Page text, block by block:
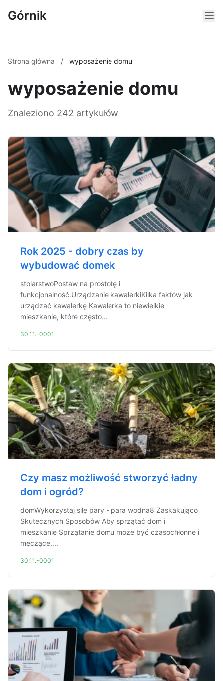
Górnik
Strona główna / wyposażenie domu
wyposażenie domu
Znaleziono 242 artykułów
Rok 2025 - dobry czas by
wybudować domek
stolarstwoPostaw na prostotę i
funkcjonalność.Urządzanie kawalerkiKilka faktów jak
urządzać kawalerkę Kawalerka to niewielkie
mieszkanie, które często...
30.11.-0001
Czy masz możliwość stworzyć ładny
dom i ogród?
domWykorzystaj siłę pary - para wodna8 Zaskakująco
Skutecznych Sposobów Aby sprzątać dom i
mieszkanie Sprzątanie domu może być czasochłonne i
męczące,...
30.11.-0001